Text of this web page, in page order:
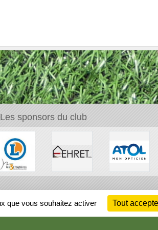
Les sponsors du club
que vous souhaitez activer Tout